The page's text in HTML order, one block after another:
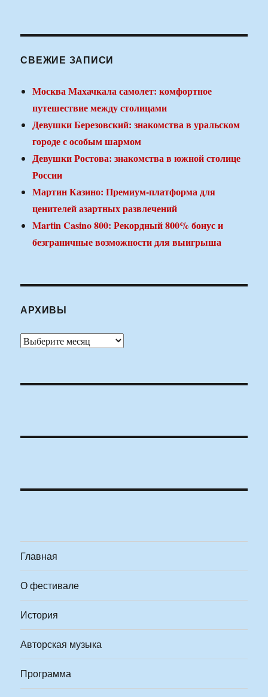
СВЕЖИЕ ЗАПИСИ
Москва Махачкала самолет: комфортное
путешествие между столицами
Девушки Березовский: знакомства в уральском
городе с особым шармом
Девушки Ростова: знакомства в южной столице
России
Мартин Казино: Премиум-платформа для
ценителей азартных развлечений
Martin Casino 800: Рекордный 800% бонус и
безграничные возможности для выигрыша
АРХИВЫ
Архивы
Главная
О фестивале
История
Авторская музыка
Программа